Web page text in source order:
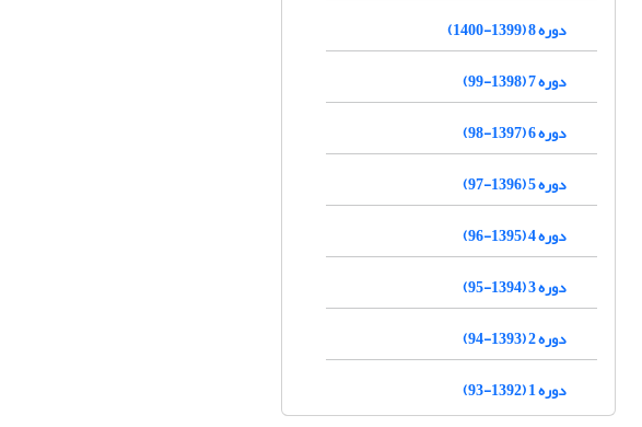
دوره 8 (1399-1400)
دوره 7 (1398-99)
دوره 6 (1397-98)
دوره 5 (1396-97)
دوره 4 (1395-96)
دوره 3 (1394-95)
دوره 2 (1393-94)
دوره 1 (1392-93)